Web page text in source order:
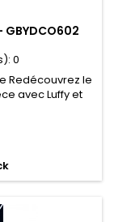
- GBYDCO602
0
Redécouvrez le
avec Luffy et
ans de l'anime.
mers de Grand
! - Grammage :
qualité en...